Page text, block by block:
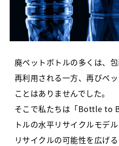
廃ペットボトルの多くは、
再利用される一方、再びペ
ことはありませんでした。
そこで私たちは「Bottle to
トルの水平リサイクルモデル
リサイクルの可能性を広げ